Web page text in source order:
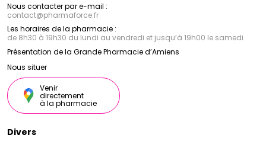
Nous contacter par e-mail :
contact@pharmaforce.fr
Les horaires de la pharmacie :
de 8h30 à 19h30 du lundi au vendredi et jusqu’à 19h00 le samedi
Présentation de la Grande Pharmacie d’Amiens
Nous situer
Venir
directement
à la pharmacie
Divers